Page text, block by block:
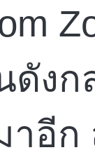
ดังก
าอี